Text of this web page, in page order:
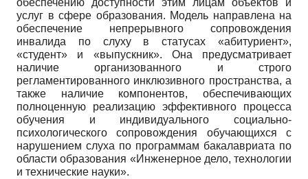
обеспечению доступности этим лицам объектов и
услуг в сфере образования. Модель направлена на
обеспечение непрерывного сопровождения
инвалида по слуху в статусах «абитуриент»,
«студент» и «выпускник». Она предусматривает
наличие организованного и строго
регламентированного инклюзивного пространства, а
также наличие компонентов, обеспечивающих
полноценную реализацию эффективного процесса
обучения и индивидуального социально­
психологического сопровождения обучающихся с
нарушением слуха по программам бакалавриата по
области образования «Инженерное дело, технологии
и технические науки».